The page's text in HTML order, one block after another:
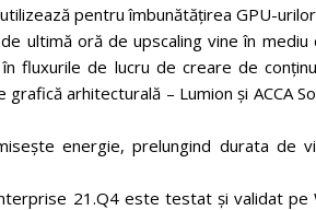
pentru îmbunătățirea GPU-
ultimă oră de upscaling vine în
fluxurile de lucru de creare de
arhitecturală – Lumion și ACCA
energie, prelungind durata de
21.Q4 este testat și validat pe